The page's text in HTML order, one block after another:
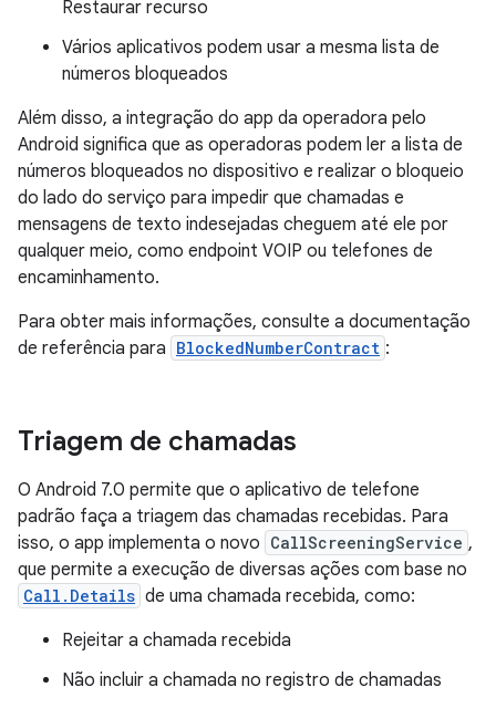
Restaurar recurso
Vários aplicativos podem usar a mesma lista de
números bloqueados
Além disso, a integração do app da operadora pelo
Android significa que as operadoras podem ler a lista de
números bloqueados no dispositivo e realizar o bloqueio
do lado do serviço para impedir que chamadas e
mensagens de texto indesejadas cheguem até ele por
qualquer meio, como endpoint VOIP ou telefones de
encaminhamento.
Para obter mais informações, consulte a documentação
de referência para BlockedNumberContract :
Triagem de chamadas
O Android 7.0 permite que o aplicativo de telefone
padrão faça a triagem das chamadas recebidas. Para
isso, o app implementa o novo CallScreeningService ,
que permite a execução de diversas ações com base no
Call.Details de uma chamada recebida, como:
Rejeitar a chamada recebida
Não incluir a chamada no registro de chamadas